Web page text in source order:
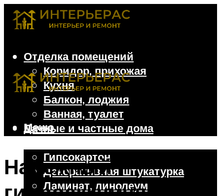
Отделка помещений
Коридор, прихожая
Кухня
Балкон, лоджия
Ванная, туалет
Дачные и частные дома
Гипсокартон
Декоративная штукатурка
Ламинат, линолеум
Меню
Надежный